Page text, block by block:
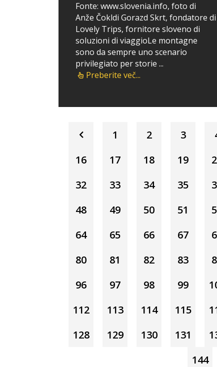
Fonte: www.slovenia.info, foto di
Anže Čokldi Gorazd Skrt, fondatore di
Lovely Trips, fornitore sloveno di
soluzioni di viaggioLe montagne
sono da sempre uno scenario
privilegiato per storie ...
Preberite več...
1 2 3
16
17 18 19
32
33 34 35
48
49 50 51
64
65 66 67
80
81 82 83
96
97 98 99
112
113 114 115
128
129 130 131
144